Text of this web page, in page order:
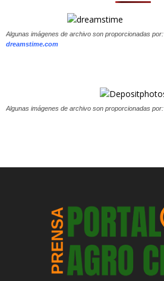
Algunas imágenes de archivo son proporcionadas por:
dreamstime.com
Algunas imágenes de archivo son proporcionadas por: